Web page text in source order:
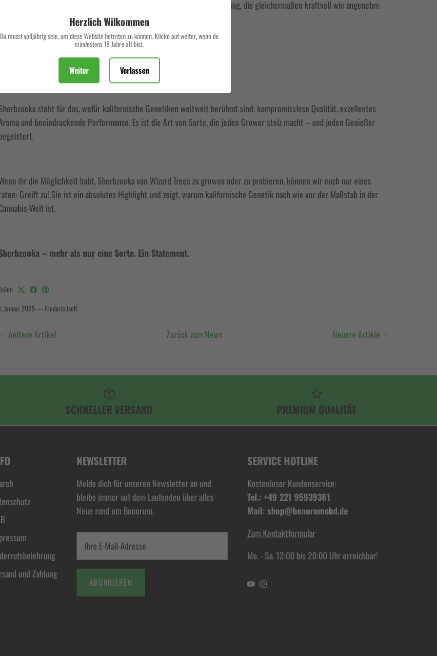
die selbst erfahrene Kenner beeindrucken, liefert Sherbzooka eine Wirkung, die gleichermaßen kraftvoll wie angenehm
Eine echte Cali-Genetik der Extraklasse
steht für das, wofür kalifornische Genetiken weltweit berühmt sind: kompromisslose Qualität, exzellentes
und beeindruckende Performance. Es ist die Art von Sorte, die jeden Grower stolz macht – und jeden Genießer
ihr die Möglichkeit habt, Sherbzooka von Wizard Trees zu growen oder zu probieren, können wir euch nur eines
Greift zu! Sie ist ein absolutes Highlight und zeigt, warum kalifornische Genetik nach wie vor der Maßstab in der
Welt ist.
– mehr als nur eine Sorte. Ein Statement.
Januar 2025 —Frederic Iselt
Aeltere Artikel Zurück zum News Neuere Artikle
SCHNELLER VERSAND PREMIUM QUALITÄT
und Zahlung
NEWSLETTER
Melde dich für unseren Newsletter an und
bleibe immer auf dem Laufenden über alles
Neue rund um Bonorum.
ABONNIEREN
SERVICE HOTLINE
Kostenloser Kundenservice:
Tel.: +49 221 95939361
Mail: shop@bonorumcbd.de
Zum Kontaktformular
Mo. - Sa. 12:00 bis 20:00 Uhr erreichbar!
YouTubeInstagram
Verpasse keine exklusiven Deals und Angebote mehr.
ABONNIEREN
Herzlich Wilkommen
Du musst volljährig sein, um diese Website betreten zu können. Klicke auf weiter, wenn du
mindestens 18 Jahre alt bist.
Weiter Verlassen